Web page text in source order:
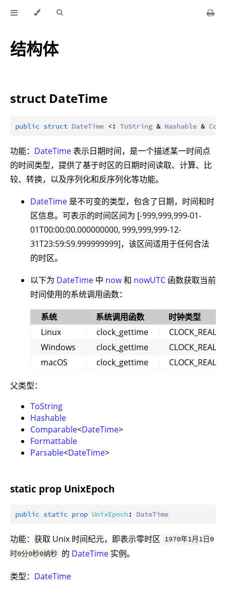
结构体
struct DateTime
public struct DateTime <: ToString & Hashable &
功能： DateTime表示日期时间，是一个描述某一时间点
的时间类型，提供了基于时区的日期时间读取、计算、比
较、转换，以及序列化和反序列化等功能。
DateTime 是不可变的类型，包含了日期，时间和时
区信息。可表示的时间区间为 [-999,999,999-01-
01T00:00:00.000000000, 999,999,999-12-
31T23:59:59.999999999]，该区间适用于任何合法
的时区。
以下为 DateTime 中 now和 nowUTC 函数获取当前
时间使用的系统调用函数：
系统 系统调用函数
时钟类型
Linux
clock_gettime
Windows
clock_gettime
macOS
clock_gettime
父类型：
ToString
Hashable
Comparable<DateTime>
Formattable
Parsable<DateTime>
static prop UnixEpoch
public static prop UnixEpoch: DateTime
功能：获取 Unix 时间纪元，即表示零时区 1970年1月1日0
时0分0秒0纳秒 的 DateTime 实例。
类型： DateTime